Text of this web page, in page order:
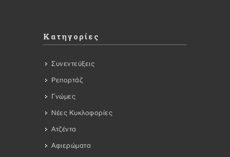
Κατηγορίες
Συνεντεύξεις
Ρεπορτάζ
Γνώμες
Νέες Κυκλοφορίες
Ατζέντα
Αφιερώματα